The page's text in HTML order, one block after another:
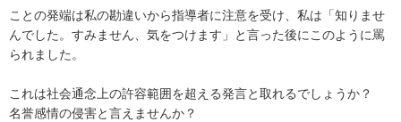
ことの発端は私の勘違いから指導者に注意を受け、私は「知りませ
んでした。すみません、気をつけます」と言った後にこのように罵
られました。
これは社会通念上の許容範囲を超える発言と取れるでしょうか？
名誉感情の侵害と言えませんか？